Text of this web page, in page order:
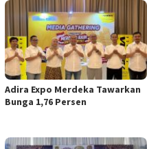
Adira Expo Merdeka Tawarkan
Bunga 1,76 Persen